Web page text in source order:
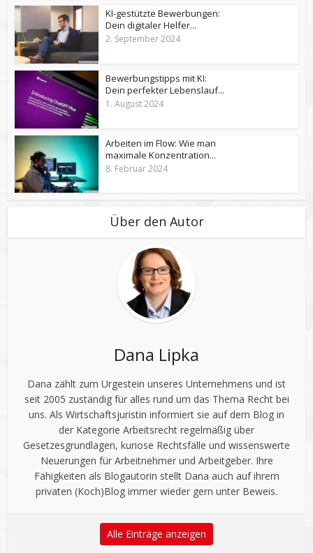
KI-gestützte Bewerbungen:
Dein digitaler Helfer...
2. September 2024
Bewerbungstipps mit KI:
Dein perfekter Lebenslauf...
1. August 2024
Arbeiten im Flow: Wie man
maximale Konzentration...
8. Februar 2024
Über den Autor
Dana Lipka
Dana zählt zum Urgestein unseres Unternehmens und ist
seit 2005 zuständig für alles rund um das Thema Recht bei
uns. Als Wirtschaftsjuristin informiert sie auf dem Blog in
der Kategorie Arbeitsrecht regelmäßig über
Gesetzesgrundlagen, kuriose Rechtsfälle und wissenswerte
Neuerungen für Arbeitnehmer und Arbeitgeber. Ihre
Fähigkeiten als Blogautorin stellt Dana auch auf ihrem
privaten (Koch)Blog immer wieder gern unter Beweis.
Alle Einträge anzeigen